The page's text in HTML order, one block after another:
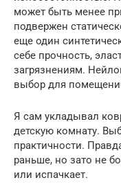
может быть менее
подвержен
еще один
себе прочность,
загрязнениям.
выбор для
Я сам укладывал
детскую комнату.
практичности.
раньше, но зато не
или испачкает.